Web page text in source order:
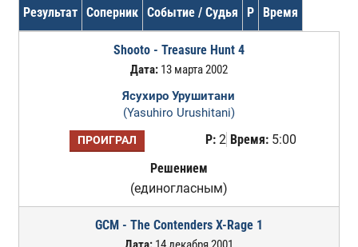
Результат Соперник Событие / Судья Р Время
Shooto - Treasure Hunt 4
Дата:13 марта 2002
Ясухиро Урушитани
(Yasuhiro Urushitani)
ПРОИГРАЛ Р:2 Время:5:00
Решением
(единогласным)
GCM - The Contenders X-Rage 1